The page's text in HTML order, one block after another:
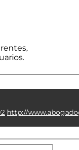
http://